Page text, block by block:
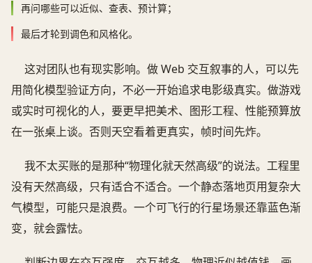
再问哪些可以近似、查表、预计算；
最后才轮到调色和风格化。
这对团队也有现实影响。做 Web 交互叙事的人，可以先
用简化模型验证方向，不必一开始追求电影级真实。做游戏
或实时可视化的人，要更早把美术、图形工程、性能预算放
在一张桌上谈。否则天空看着更真实，帧时间先炸。
我不太买账的是那种“物理化就天然高级”的说法。工程里
没有天然高级，只有适合不适合。一个静态落地页用复杂大
气模型，可能只是浪费。一个可飞行的行星场景还靠蓝色渐
变，就会露怯。